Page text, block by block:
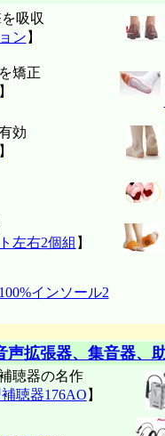
吸収
ン 】
矯正
】
効
】
左右2個組 】
インソール2
拡張器、集音器、
聴器の名作
聴器176AO 】